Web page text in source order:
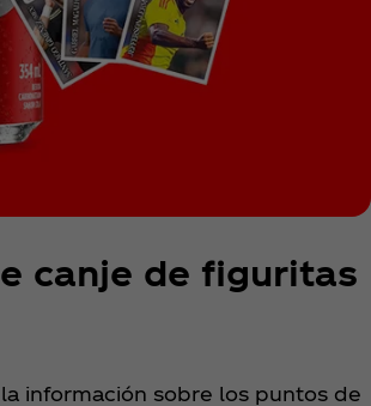
canje de figuritas
información sobre los puntos de